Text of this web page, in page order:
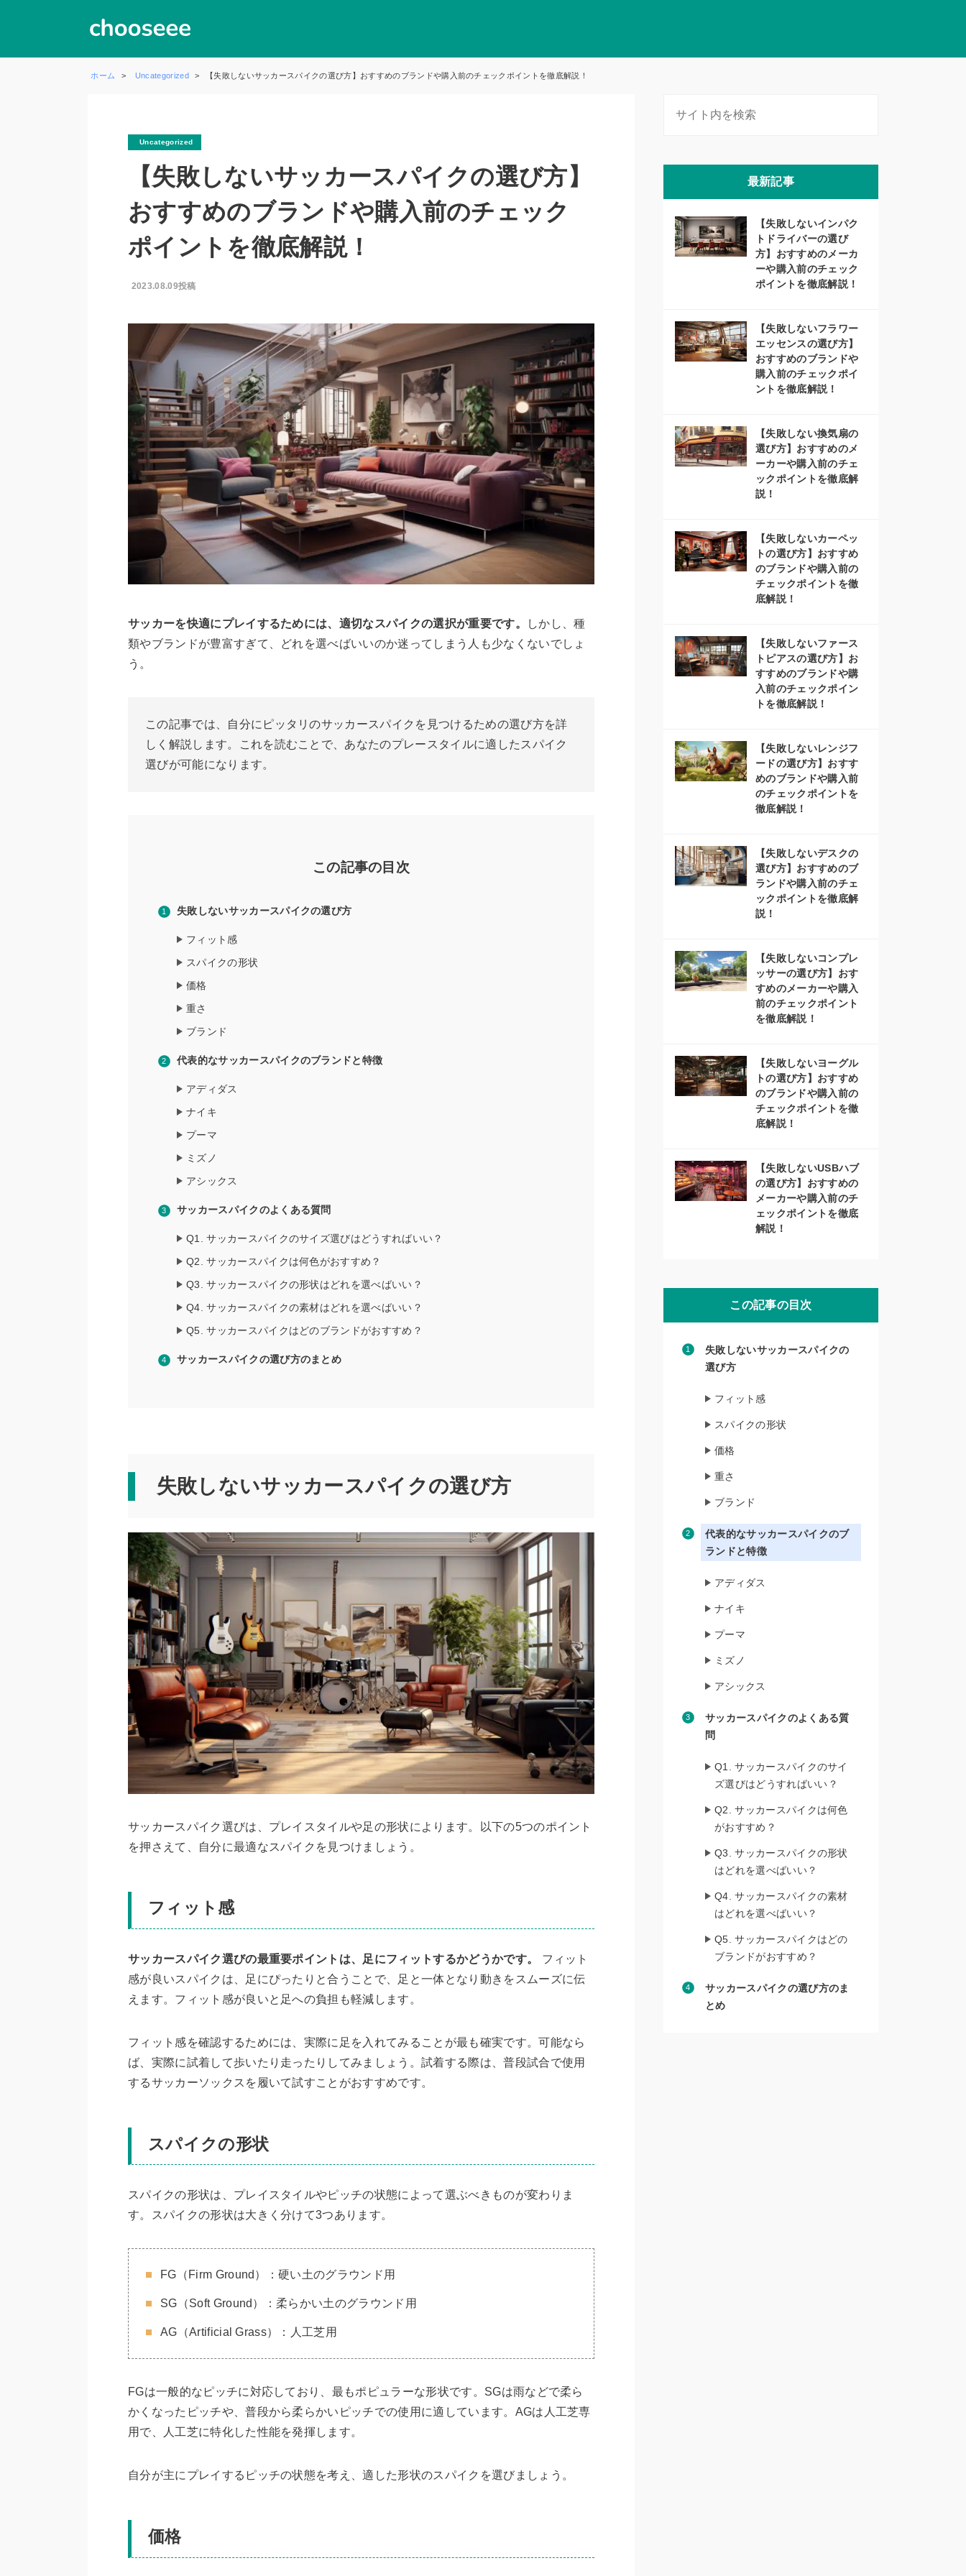
ホーム Uncategorized 【失敗しないサッカースパイクの選び方】おすすめのブランドや購入前のチェックポイントを徹底解説！
Uncategorized
【失敗しないサッカースパイクの選び方】
おすすめのブランドや購入前のチェック
ポイントを徹底解説！
2023.08.09投稿
サッカーを快適にプレイするためには、適切なスパイクの選択が重要です。
しかし、種
類やブランドが豊富すぎて、どれを選べばいいのか迷ってしまう人も少なくないでしょ
う。
この記事では、自分にピッタリのサッカースパイクを見つけるための選び方を詳
しく解説します。これを読むことで、あなたのプレースタイルに適したスパイク
選びが可能になります。
この記事の目次
失敗しないサッカースパイクの選び方
フィット感
スパイクの形状
価格
重さ
ブランド
代表的なサッカースパイクのブランドと特徴
アディダス
ナイキ
プーマ
ミズノ
アシックス
サッカースパイクのよくある質問
Q1. サッカースパイクのサイズ選びはどうすればいい？
Q2. サッカースパイクは何色がおすすめ？
Q3. サッカースパイクの形状はどれを選べばいい？
Q4. サッカースパイクの素材はどれを選べばいい？
Q5. サッカースパイクはどのブランドがおすすめ？
サッカースパイクの選び方のまとめ
失敗しないサッカースパイクの選び方
サッカースパイク選びは、プレイスタイルや足の形状によります。以下の5つのポイント
を押さえて、自分に最適なスパイクを見つけましょう。
フィット感
サッカースパイク選びの最重要ポイントは、足にフィットするかどうかです。
フィット
感が良いスパイクは、足にぴったりと合うことで、足と一体となり動きをスムーズに伝
えます。フィット感が良いと足への負担も軽減します。
フィット感を確認するためには、実際に足を入れてみることが最も確実です。可能なら
ば、実際に試着して歩いたり走ったりしてみましょう。試着する際は、普段試合で使用
するサッカーソックスを履いて試すことがおすすめです。
スパイクの形状
スパイクの形状は、プレイスタイルやピッチの状態によって選ぶべきものが変わりま
す。スパイクの形状は大きく分けて3つあります。
FG（Firm Ground）：硬い土のグラウンド用
SG（Soft Ground）：柔らかい土のグラウンド用
AG（Artificial Grass）：人工芝用
FGは一般的なピッチに対応しており、最もポピュラーな形状です。SGは雨などで柔ら
かくなったピッチや、普段から柔らかいピッチでの使用に適しています。AGは人工芝専
用で、人工芝に特化した性能を発揮します。
自分が主にプレイするピッチの状態を考え、適した形状のスパイクを選びましょう。
価格
最新記事
【失敗しないインパク
トドライバーの選び
方】おすすめのメーカ
ーや購入前のチェック
ポイントを徹底解説！
【失敗しないフラワー
エッセンスの選び方】
おすすめのブランドや
購入前のチェックポイ
ントを徹底解説！
【失敗しない換気扇の
選び方】おすすめのメ
ーカーや購入前のチェ
ックポイントを徹底解
説！
【失敗しないカーペッ
トの選び方】おすすめ
のブランドや購入前の
チェックポイントを徹
底解説！
【失敗しないファース
トピアスの選び方】お
すすめのブランドや購
入前のチェックポイン
トを徹底解説！
【失敗しないレンジフ
ードの選び方】おすす
めのブランドや購入前
のチェックポイントを
徹底解説！
【失敗しないデスクの
選び方】おすすめのブ
ランドや購入前のチェ
ックポイントを徹底解
説！
【失敗しないコンプレ
ッサーの選び方】おす
すめのメーカーや購入
前のチェックポイント
を徹底解説！
【失敗しないヨーグル
トの選び方】おすすめ
のブランドや購入前の
チェックポイントを徹
底解説！
【失敗しないUSBハブ
の選び方】おすすめの
メーカーや購入前のチ
ェックポイントを徹底
解説！
この記事の目次
失敗しないサッカースパイクの
選び方
フィット感
スパイクの形状
価格
重さ
ブランド
代表的なサッカースパイクのブ
ランドと特徴
アディダス
ナイキ
プーマ
ミズノ
アシックス
サッカースパイクのよくある質
問
Q1. サッカースパイクのサイ
ズ選びはどうすればいい？
Q2. サッカースパイクは何色
がおすすめ？
Q3. サッカースパイクの形状
はどれを選べばいい？
Q4. サッカースパイクの素材
はどれを選べばいい？
Q5. サッカースパイクはどの
ブランドがおすすめ？
サッカースパイクの選び方のま
とめ